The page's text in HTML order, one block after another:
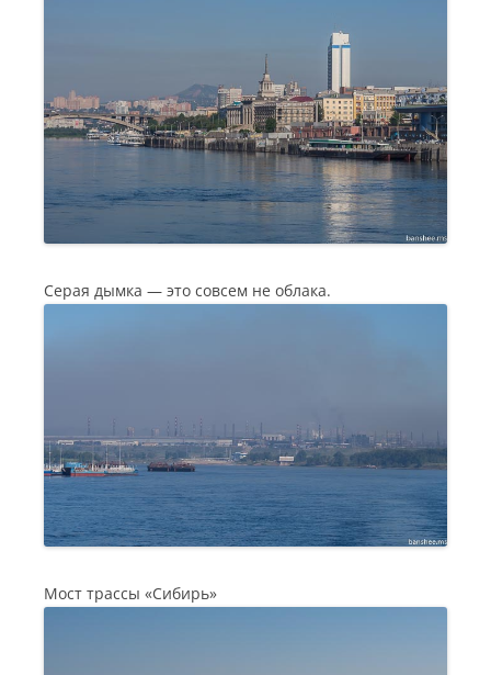
Серая дымка — это совсем не облака.
Мост трассы «Сибирь»